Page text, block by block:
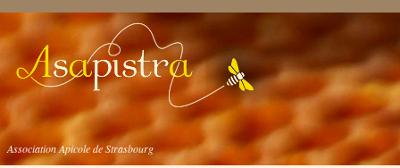
Aller au contenu principal
Association Apicole de Strasbourg